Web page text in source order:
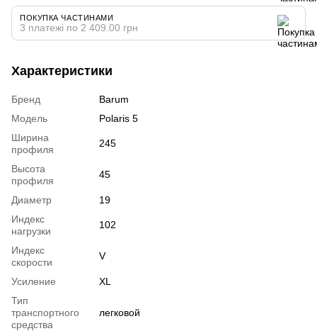
ПОКУПКА ЧАСТИНАМИ
3 платежі по 2 409.00 грн
Характеристики
Бренд
Barum
Модель
Polaris 5
Ширина
профиля
245
Высота
профиля
45
Диаметр
19
Индекс
нагрузки
102
Индекс
скорости
V
Усиление
XL
Тип
транспортного
средства
легковой